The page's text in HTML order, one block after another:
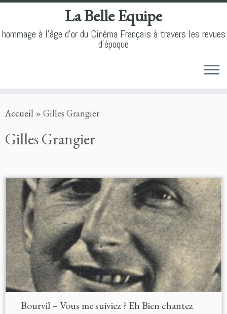
to
La Belle Equipe
hommage à l'âge d'or du Cinéma Français à travers les revues
d'époque
Accueil » Gilles Grangier
Gilles Grangier
Bourvil – Vous me suiviez ? Eh Bien chantez